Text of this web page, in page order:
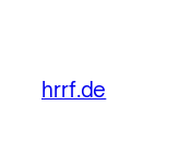
hrrf.de